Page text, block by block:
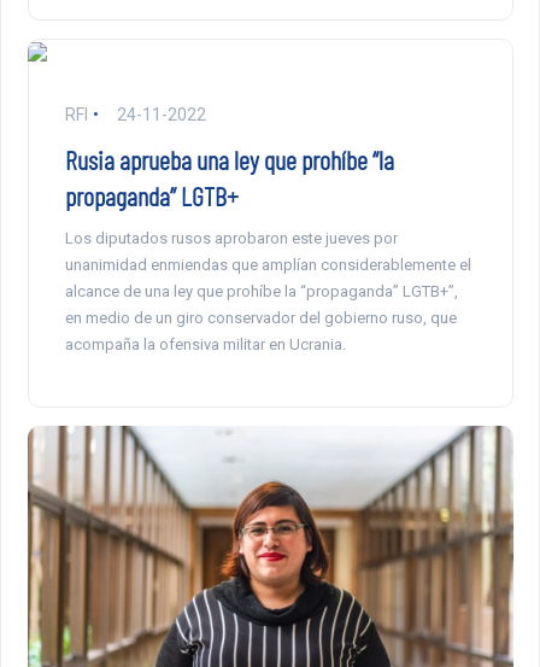
RFI 24-11-2022
Rusia aprueba una ley que prohíbe “la
propaganda” LGTB+
Los diputados rusos aprobaron este jueves por
unanimidad enmiendas que amplían considerablemente el
alcance de una ley que prohíbe la “propaganda” LGTB+”,
en medio de un giro conservador del gobierno ruso, que
acompaña la ofensiva militar en Ucrania.